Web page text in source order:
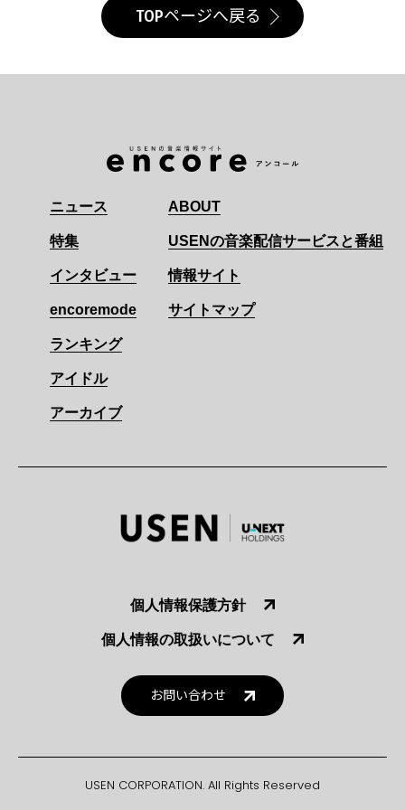
TOPページへ戻る
ニュース
特集
インタビュー
encoremode
ランキング
アイドル
アーカイブ
ABOUT
USENの音楽配信サービスと番組
情報サイト
サイトマップ
個人情報保護方針
個人情報の取扱いについて
お問い合わせ
USEN CORPORATION. All Rights Reserved